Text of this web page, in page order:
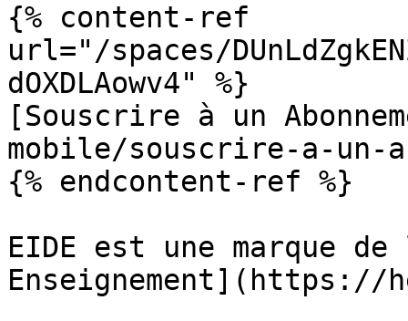
{% content-ref
url="/spaces/
dOXDLAowv4" %}
[Souscrire à un
mobile/souscrire-a-un-
{% endcontent-ref %}
EIDE est une marque